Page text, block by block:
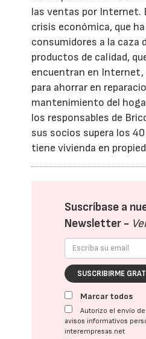
las ventas por Internet.
crisis económica, que
consumidores a la caza
productos de calidad,
encuentran en
para ahorrar en
mantenimiento del
los responsables de
sus socios supera los
tiene vivienda en
Suscríbase a
Newsletter -
SUSCRIBIRME
Marcar todos
Autorizo el envío
avisos informativos
interempresas.net